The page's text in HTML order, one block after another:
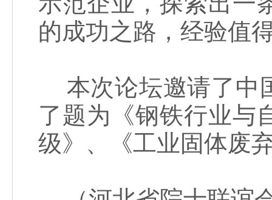
的成功之路，经验值
本次论坛邀请了中
了题为《钢铁行业与
级》、《工业固体废